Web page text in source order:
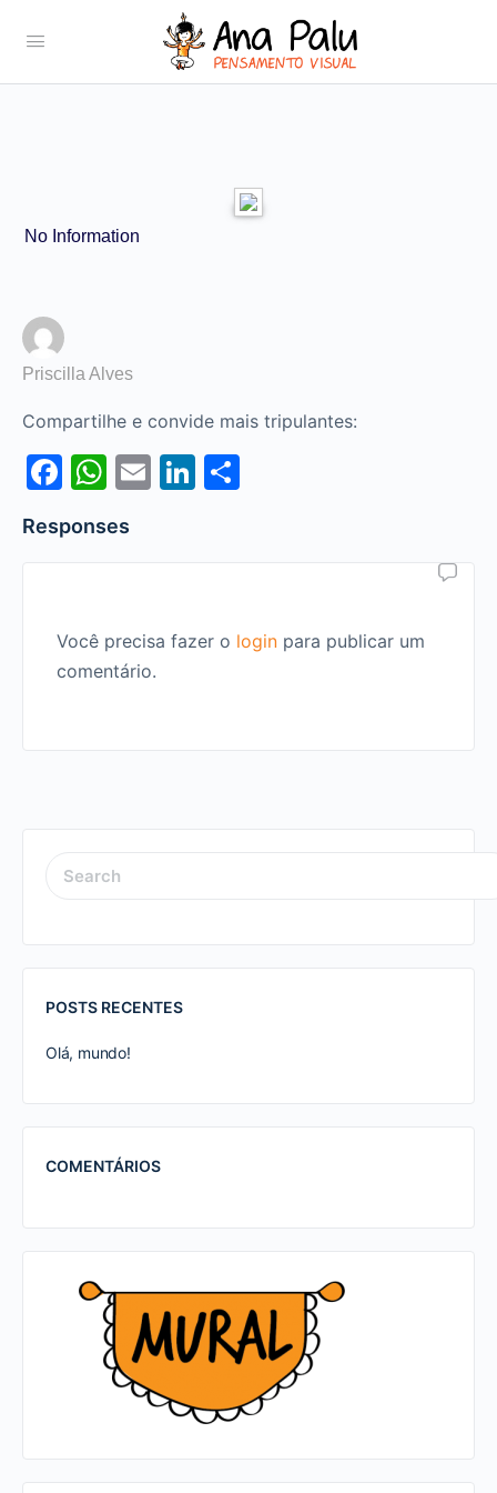
No Information
Priscilla Alves
Compartilhe e convide mais tripulantes:
Facebook
WhatsApp
EmailLinkedIn
Responses
Você precisa fazer o login para publicar um
comentário.
SEARCH
FOR:
POSTS RECENTES
Olá, mundo!
COMENTÁRIOS